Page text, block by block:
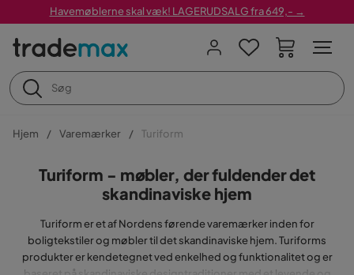
Havemøblerne skal væk! LAGERUDSALG fra 649,- →
Hjem Varemærker Turiform
Turiform - møbler, der fuldender det
skandinaviske hjem
Turiform er et af Nordens førende varemærker inden for
boligtekstiler og møbler til det skandinaviske hjem. Turiforms
produkter er kendetegnet ved enkelhed og funktionalitet og er